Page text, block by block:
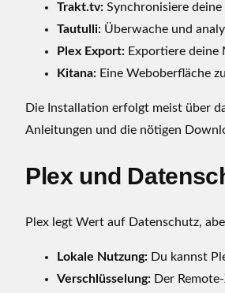
Trakt.tv: Synchronisiere
Tautulli: Überwache und
Plex Export: Exportiere deine
Kitana: Eine Weboberfläche
Die Installation erfolgt meist über
Anleitungen und die nötigen
Plex und
Plex legt Wert auf Datenschutz,
Lokale Nutzung: Du kannst
Verschlüsselung: Der